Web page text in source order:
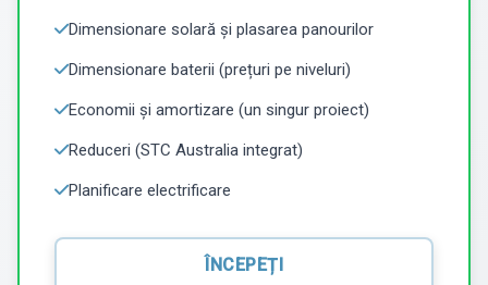
Dimensionare solară și plasarea panourilor
Dimensionare baterii (prețuri pe niveluri)
Economii și amortizare (un singur proiect)
Reduceri (STC Australia integrat)
Planificare electrificare
ÎNCEPEȚI